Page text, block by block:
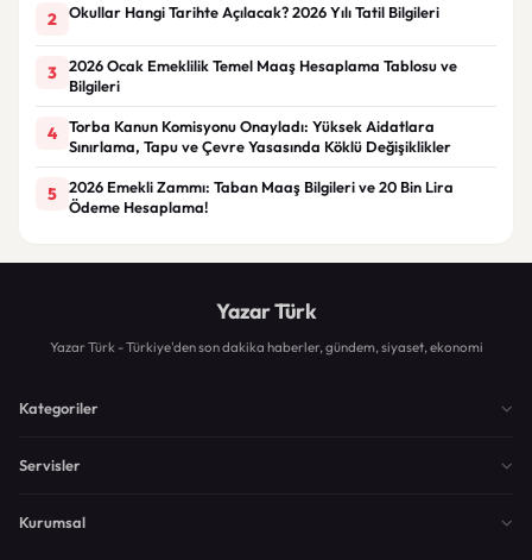
2 Okullar Hangi Tarihte Açılacak? 2026 Yılı Tatil Bilgileri
3
2026 Ocak Emeklilik Temel Maaş Hesaplama Tablosu ve
Bilgileri
4
Torba Kanun Komisyonu Onayladı: Yüksek Aidatlara
Sınırlama, Tapu ve Çevre Yasasında Köklü Değişiklikler
5
2026 Emekli Zammı: Taban Maaş Bilgileri ve 20 Bin Lira
Ödeme Hesaplama!
Yazar Türk
Yazar Türk - Türkiye'den son dakika haberler, gündem, siyaset, ekonomi
Kategoriler
Servisler
Kurumsal